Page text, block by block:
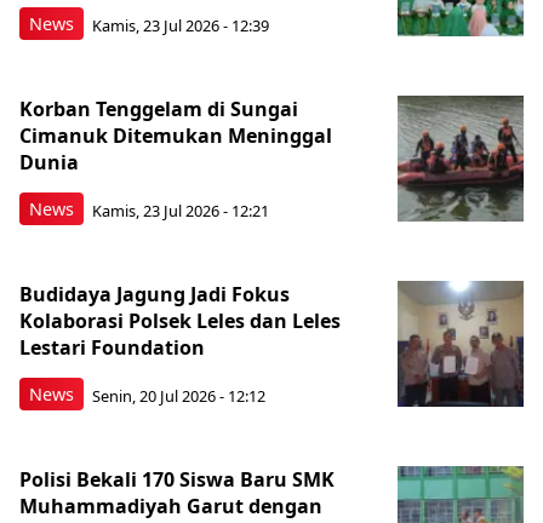
News Kamis, 23 Jul 2026 - 12:39
News
Korban Tenggelam di Sungai
Cimanuk Ditemukan Meninggal
Dunia
Kamis, 23 Jul 2026 - 12:21
News
Budidaya Jagung Jadi Fokus
Kolaborasi Polsek Leles dan Leles
Lestari Foundation
Senin, 20 Jul 2026 - 12:12
Polisi Bekali 170 Siswa Baru SMK
Muhammadiyah Garut dengan